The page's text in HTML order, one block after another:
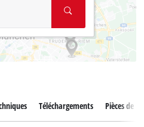
Téléchargements Pièces de